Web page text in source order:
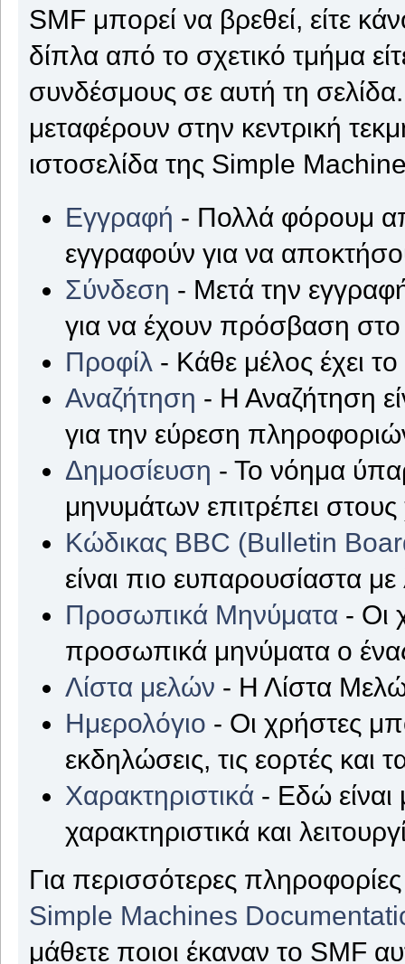
SMF μπορεί να βρεθεί, είτε
δίπλα από το σχετικό τμήμα
συνδέσμους σε αυτή τη
μεταφέρουν στην κεντρική
ιστοσελίδα της Simple
Εγγραφή - Πολλά φόρουμ
εγγραφούν για να
Σύνδεση - Μετά την
για να έχουν πρόσβαση
Προφίλ - Κάθε μέλος έχει
Αναζήτηση - Η Αναζήτηση
για την εύρεση
Δημοσίευση - Το νόημα
μηνυμάτων επιτρέπει
Κώδικας BBC (Bulletin
είναι πιο ευπαρουσίαστα
Προσωπικά Μηνύματα - Οι
προσωπικά μηνύματα ο
Λίστα μελών - Η Λίστα
Ημερολόγιο - Οι χρήστες
εκδηλώσεις, τις εορτές και
Χαρακτηριστικά - Εδώ είναι
χαρακτηριστικά και
Για περισσότερες
Simple Machines
μάθετε ποιοι έκαναν το SMF